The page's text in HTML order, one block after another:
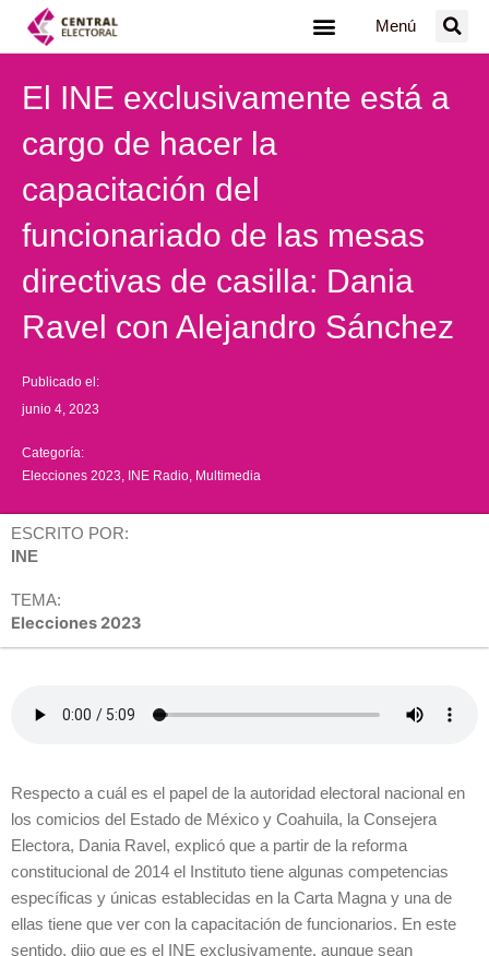
Menú
El INE exclusivamente está a
cargo de hacer la
capacitación del
funcionariado de las mesas
directivas de casilla: Dania
Ravel con Alejandro Sánchez
Publicado el:
junio 4, 2023
Categoría:
Elecciones 2023 INE Radio Multimedia
ESCRITO POR:
INE
TEMA:
Elecciones 2023
Respecto a cuál es el papel de la autoridad electoral nacional en
los comicios del Estado de México y Coahuila, la Consejera
Electora, Dania Ravel, explicó que a partir de la reforma
constitucional de 2014 el Instituto tiene algunas competencias
específicas y únicas establecidas en la Carta Magna y una de
ellas tiene que ver con la capacitación de funcionarios. En este
sentido, dijo que es el INE exclusivamente, aunque sean